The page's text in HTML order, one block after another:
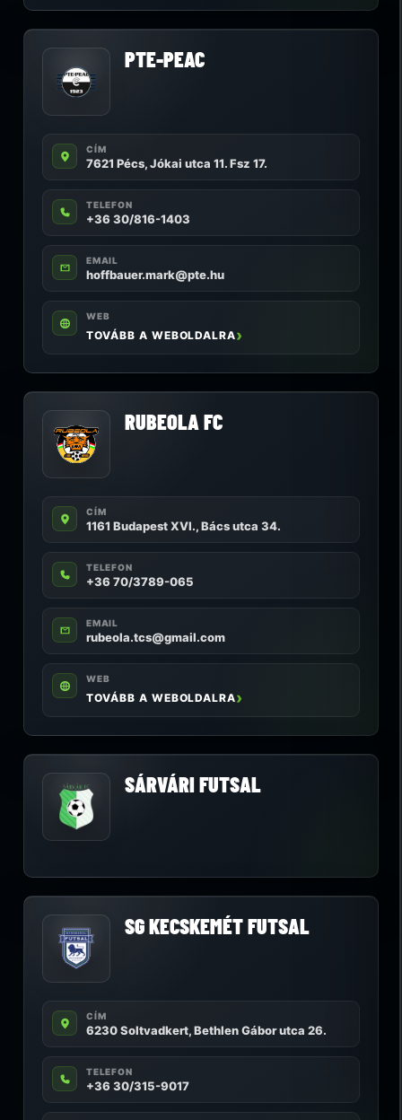
PTE-PEAC
CÍM
7621 Pécs, Jókai utca 11. Fsz 17.
TELEFON
+36 30/816-1403
EMAIL
hoffbauer.mark@pte.hu
WEB
TOVÁBB A WEBOLDALRA
RUBEOLA FC
CÍM
1161 Budapest XVI., Bács utca 34.
TELEFON
+36 70/3789-065
EMAIL
rubeola.tcs@gmail.com
WEB
TOVÁBB A WEBOLDALRA
SÁRVÁRI FUTSAL
SG KECSKEMÉT FUTSAL
CÍM
6230 Soltvadkert, Bethlen Gábor utca 26.
TELEFON
+36 30/315-9017